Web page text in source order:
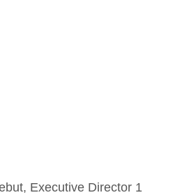
Executive Director 1